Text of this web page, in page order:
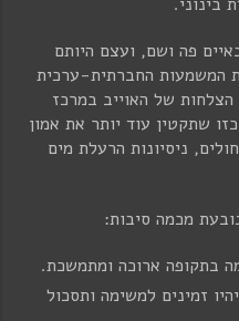
פה ושם, ועצם היותם
המשמעות החברתית-ערכית
של האוייב במרכז
שתקטין עוד יותר את אמון
ניסיונות הרעלת מים
מכמה סיבות:
בתקופה ארוכה ומתמשכת.
זמינים למשימה ותסכול